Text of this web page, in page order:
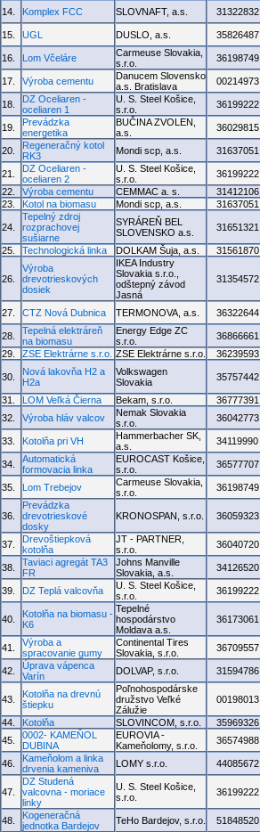
14. Komplex FCC SLOVNAFT, a.s. 31322832
15. UGL DUSLO, a.s. 35826487
16. Lom Včeláre
Carmeuse Slovakia,
s.r.o.
36198749
17. Výroba cementu
Danucem Slovensko
a.s. Bratislava
00214973
18.
DZ Oceliaren -
oceliaren 1
U. S. Steel Košice,
s.r.o.
36199222
19.
Prevádzka
energetika
BUČINA ZVOLEN,
a.s.
36029815
20.
Regeneračný kotol
RK3
Mondi scp, a.s. 31637051
21.
DZ Oceliaren -
oceliaren 2
U. S. Steel Košice,
s.r.o.
36199222
22.
Výroba cementu CEMMAC a. s. 31412106
23.
Kotol na biomasu Mondi scp, a.s. 31637051
24.
Tepelný zdroj
rozprachovej
sušiarne
SYRÁREŇ BEL
SLOVENSKO a.s.
31651321
25. Technologická linka DOLKAM Šuja, a.s. 31561870
26.
Výroba
drevotrieskových
dosiek
IKEA Industry
Slovakia s.r.o.,
odštepný závod
Jasná
31354572
27. CTZ Nová Dubnica TERMONOVA, a.s. 36322644
28.
Tepelná elektráreň
na biomasu
Energy Edge ZC
s.r.o.
36866661
29.
ZSE Elektrárne s.r.o. ZSE Elektrárne s.r.o. 36239593
30.
Nová lakovňa H2 a
H2a
Volkswagen
Slovakia
35757442
31. LOM Veľká Čierna Bekam, s.r.o. 36777391
32.
Výroba hláv valcov
Nemak Slovakia
s.r.o.
36042773
33. Kotolňa pri VH
Hammerbacher SK,
a.s.
34119990
34.
Automatická
formovacia linka
EUROCAST Košice,
s.r.o.
36577707
35. Lom Trebejov
Carmeuse Slovakia,
s.r.o.
36198749
36.
Prevádzka
drevotrieskové
dosky
KRONOSPAN, s.r.o. 36059323
37.
Drevoštiepková
kotolňa
JT - PARTNER,
s.r.o.
36040720
38.
Taviaci agregát TA3
FR
Johns Manville
Slovakia, a.s.
34126520
39. DZ Teplá valcovňa
U. S. Steel Košice,
s.r.o.
36199222
40.
Kotolňa na biomasu -
K6
Tepelné
hospodárstvo
Moldava a.s.
36173061
41.
Výroba a
spracovanie gumy
Continental Tires
Slovakia, s.r.o.
36709557
42.
Úprava vápenca
Varín
DOLVAP, s.r.o. 31594786
43.
Kotolňa na drevnú
štiepku
Poľnohospodárske
družstvo Veľké
Zálužie
00198013
44. Kotolňa SLOVINCOM, s.r.o. 35969326
45.
0002- KAMEŇOL
DUBINA
EUROVIA -
Kameňolomy, s.r.o.
36574988
46.
Kameňolom a linka
drvenia kameniva
LOMY s.r.o. 44085672
47.
DZ Studená
valcovna - moriace
linky
U. S. Steel Košice,
s.r.o.
36199222
48.
Kogeneračná
jednotka Bardejov
TeHo Bardejov, s.r.o. 51848520